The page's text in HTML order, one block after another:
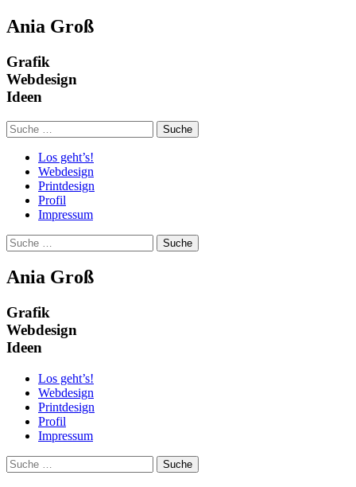
Ania Groß
Grafik
Webdesign
Ideen
Suchen
nach:
Los geht’s!
Webdesign
Printdesign
Profil
Impressum
Suchen
nach:
Ania Groß
Grafik
Webdesign
Ideen
Los geht’s!
Webdesign
Printdesign
Profil
Impressum
Suchen
nach: